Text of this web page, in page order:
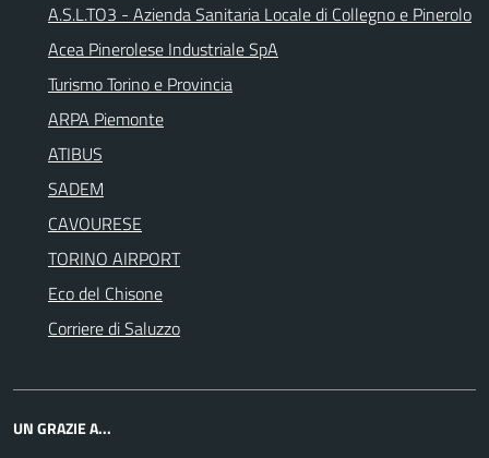
A.S.L.TO3 - Azienda Sanitaria Locale di Collegno e Pinerolo
Acea Pinerolese Industriale SpA
Turismo Torino e Provincia
ARPA Piemonte
ATIBUS
SADEM
CAVOURESE
TORINO AIRPORT
Eco del Chisone
Corriere di Saluzzo
UN GRAZIE A...